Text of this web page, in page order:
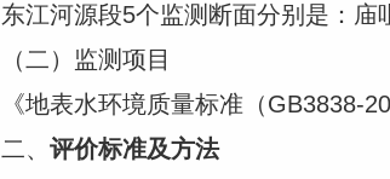
东江河源段5个监测断面分别是：庙
（二）监测项目
《地表水环境质量标准（GB3838-
二、 评价标准及方法